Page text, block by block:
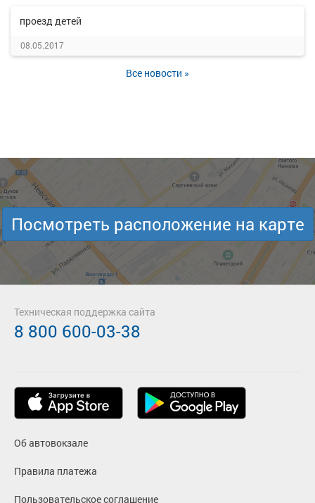
проезд детей
08.05.2017
Все новости »
Посмотреть расположение на карте
Об автовокзале
Правила платежа
Пользовательское соглашение
Техническая поддержка сайта
8 800 600-03-38